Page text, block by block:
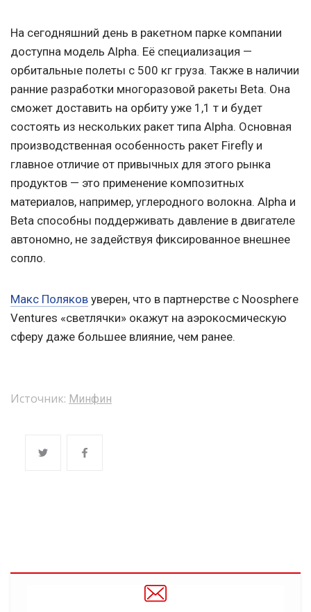
На сегодняшний день в ракетном парке компании
доступна модель Alpha. Её специализация —
орбитальные полеты с 500 кг груза. Также в наличии
ранние разработки многоразовой ракеты Beta. Она
сможет доставить на орбиту уже 1,1 т и будет
состоять из нескольких ракет типа Alpha. Основная
производственная особенность ракет Firefly и
главное отличие от привычных для этого рынка
продуктов — это применение композитных
материалов, например, углеродного волокна. Alpha и
Beta способны поддерживать давление в двигателе
автономно, не задействуя фиксированное внешнее
сопло.
Макс Поляков уверен, что в партнерстве с Noosphere
Ventures «светлячки» окажут на аэрокосмическую
сферу даже большее влияние, чем ранее.
Источник: Минфин